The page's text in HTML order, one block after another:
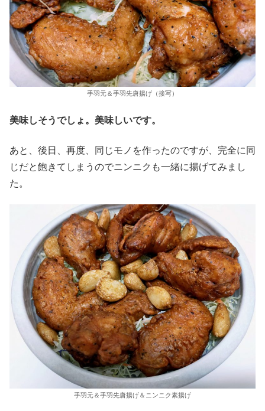
手羽元＆手羽先唐揚げ（接写）
美味しそうでしょ。美味しいです。
あと、後日、再度、同じモノを作ったのですが、完全に同
じだと飽きてしまうのでニンニクも一緒に揚げてみまし
た。
手羽元＆手羽先唐揚げ＆ニンニク素揚げ